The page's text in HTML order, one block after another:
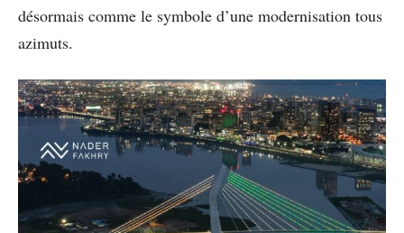
désormais comme le symbole d’une modernisation tous
azimuts.